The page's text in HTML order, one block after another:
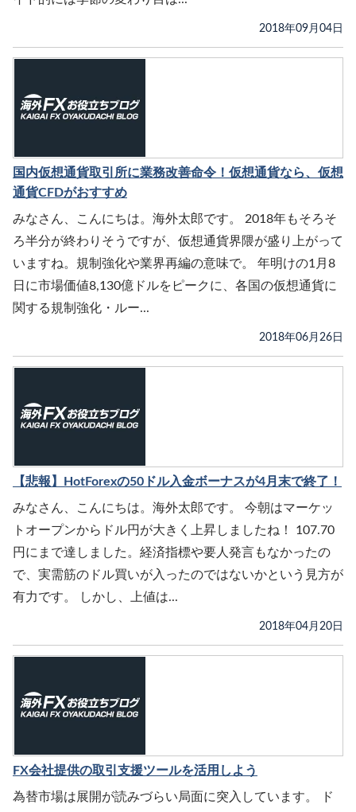
2018年09月04日
国内仮想通貨取引所に業務改善命令！仮想通貨なら、仮想
通貨CFDがおすすめ
みなさん、こんにちは。海外太郎です。 2018年もそろそ
ろ半分が終わりそうですが、仮想通貨界隈が盛り上がって
いますね。規制強化や業界再編の意味で。 年明けの1月8
日に市場価値8,130億ドルをピークに、各国の仮想通貨に
関する規制強化・ルー...
2018年06月26日
【悲報】HotForexの50ドル入金ボーナスが4月末で終了！
みなさん、こんにちは。海外太郎です。 今朝はマーケッ
トオープンからドル円が大きく上昇しましたね！ 107.70
円にまで達しました。経済指標や要人発言もなかったの
で、実需筋のドル買いが入ったのではないかという見方が
有力です。 しかし、上値は...
2018年04月20日
FX会社提供の取引支援ツールを活用しよう
為替市場は展開が読みづらい局面に突入しています。 ド